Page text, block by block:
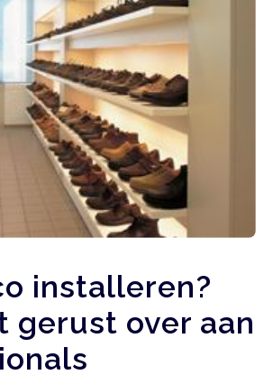
installeren?
gerust over aan